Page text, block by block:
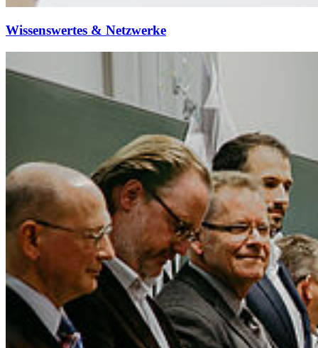
Wis­sens­wer­tes & Netz­wer­ke